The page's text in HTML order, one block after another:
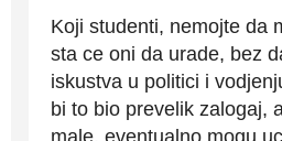
Koji studenti, nemojte da
sta ce oni da urade, bez
iskustva u politici i
bi to bio prevelik zalogaj,
male, eventualno mogu